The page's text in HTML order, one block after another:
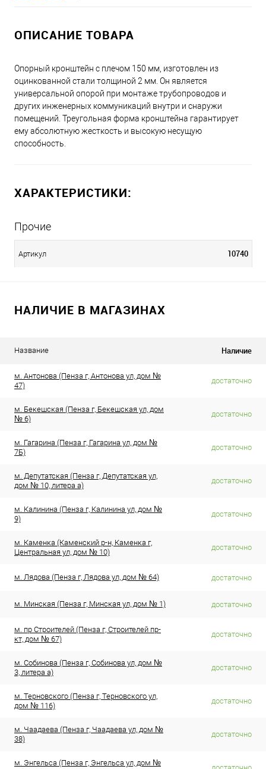
ОПИСАНИЕ ТОВАРА
Опорный кронштейн с плечом 150 мм, изготовлен из
оцинкованной стали толщиной 2 мм. Он является
универсальной опорой при монтаже трубопроводов и
других инженерных коммуникаций внутри и снаружи
помещений. Треугольная форма кронштейна гарантирует
ему абсолютную жесткость и высокую несущую
способность.
ХАРАКТЕРИСТИКИ:
Прочие
Артикул 10740
НАЛИЧИЕ В МАГАЗИНАХ
Название Наличие
м. Антонова (Пенза г, Антонова ул, дом №
47)
достаточно
м. Бекешская (Пенза г, Бекешская ул, дом
№ 6)
достаточно
м. Гагарина (Пенза г, Гагарина ул, дом №
7Б)
достаточно
м. Депутатская (Пенза г, Депутатская ул,
дом № 10, литера а)
достаточно
м. Калинина (Пенза г, Калинина ул, дом №
9)
достаточно
м. Каменка (Каменский р-н, Каменка г,
Центральная ул, дом № 10)
достаточно
м. Лядова (Пенза г, Лядова ул, дом № 64) достаточно
м. Минская (Пенза г, Минская ул, дом № 1) достаточно
м. пр Строителей (Пенза г, Строителей пр-
кт, дом № 67)
достаточно
м. Собинова (Пенза г, Собинова ул, дом №
3, литера а)
достаточно
м. Терновского (Пенза г, Терновского ул,
дом № 116)
достаточно
м. Чаадаева (Пенза г, Чаадаева ул, дом №
38)
достаточно
м. Энгельса (Пенза г, Энгельса ул, дом №